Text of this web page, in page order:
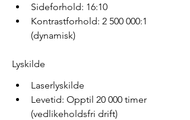
Sideforhold: 16:10
Kontrastforhold: 2 500 000:1
(dynamisk)
Lyskilde
Laserlyskilde
Levetid: Opptil 20 000 timer
(vedlikeholdsfri drift)